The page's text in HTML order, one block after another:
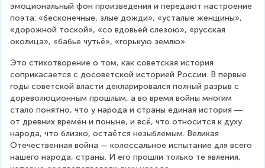
эмоциональный фон произведения и передают настроение
поэта: «бесконечные, злые дожди», «усталые женщины»,
«дорожной тоской», «со вдовьей слезою», «русская
околица», «бабье чутьё», «горькую землю».
Это стихотворение о том, как советская история
соприкасается с досоветской историей России. В первые
годы советской власти декларировался полный разрыв с
дореволюционным прошлым, а во время войны многим
стало понятно, что у народа и страны единая история ―
от древних времён и поныне, и всё, что относится к духу
народа, что близко, остаётся незыблемым. Великая
Отечественная война — колоссальное испытание для всего
нашего народа, страны. И его прошли только те явления,